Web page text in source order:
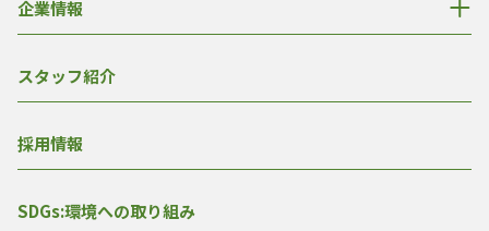
企業情報
スタッフ紹介
採用情報
SDGs:環境への取り組み